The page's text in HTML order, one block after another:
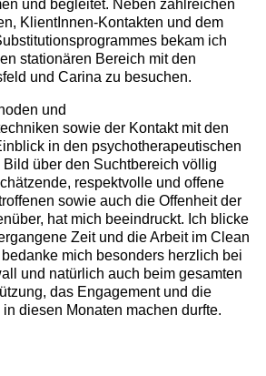
und begleitet. Neben zahlreichen
KlientInnen-Kontakten und dem
bekam ich
stationären Bereich mit den
und Carina zu besuchen.
und
sowie der Kontakt mit den
in den psychotherapeutischen
über den Suchtbereich völlig
respektvolle und offene
sowie auch die Offenheit der
hat mich beeindruckt. Ich blicke
Zeit und die Arbeit im Clean
mich besonders herzlich bei
und natürlich auch beim gesamten
das Engagement und die
diesen Monaten machen durfte.